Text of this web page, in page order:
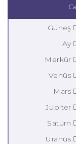
Güneş
Ay
Merkür
Venüs
Mars
Jüpiter
Satürn
Uranüs